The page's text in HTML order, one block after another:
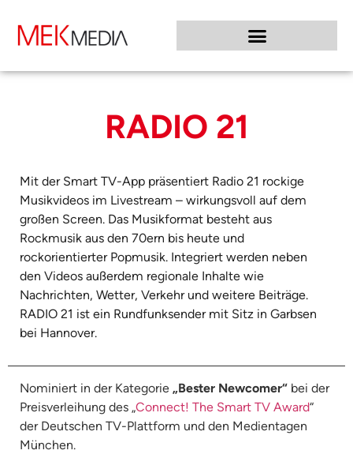
RADIO 21
Mit der Smart TV-App präsentiert Radio 21 rockige
Musikvideos im Livestream – wirkungsvoll auf dem
großen Screen. Das Musikformat besteht aus
Rockmusik aus den 70ern bis heute und
rockorientierter Popmusik. Integriert werden neben
den Videos außerdem regionale Inhalte wie
Nachrichten, Wetter, Verkehr und weitere Beiträge.
RADIO 21 ist ein Rundfunksender mit Sitz in Garbsen
bei Hannover.
Nominiert in der Kategorie „Bester Newcomer“ bei der
Preisverleihung des „Connect! The Smart TV Award“
der Deutschen TV-Plattform und den Medientagen
München.